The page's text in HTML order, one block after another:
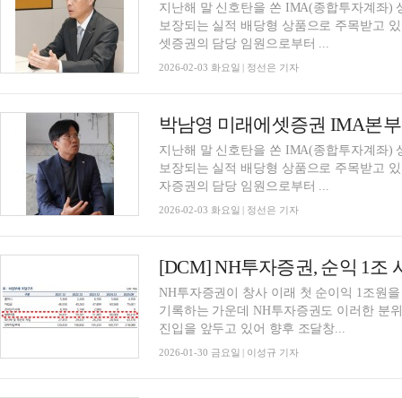
지난해 말 신호탄을 쏜 IMA(종합투자계좌)
보장되는 실적 배당형 상품으로 주목받고
셋증권의 담당 임원으로부터 ...
2026-02-03 화요일 | 정선은 기자
지난해 말 신호탄을 쏜 IMA(종합투자계좌)
보장되는 실적 배당형 상품으로 주목받고
자증권의 담당 임원으로부터 ...
2026-02-03 화요일 | 정선은 기자
[DCM] NH투자증권, 순익 1조
NH투자증권이 창사 이래 첫 순이익 1조원
기록하는 가운데 NH투자증권도 이러한 분
진입을 앞두고 있어 향후 조달창...
2026-01-30 금요일 | 이성규 기자